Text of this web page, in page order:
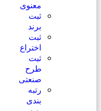
معنوی
ثبت
برند
ثبت
اختراع
ثبت
طرح
صنعتی
رتبه
بندی